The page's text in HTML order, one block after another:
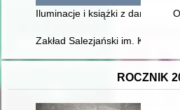
Iluminacje i książki z daru
Zakład Salezjański im. Księdza
ROCZNIK